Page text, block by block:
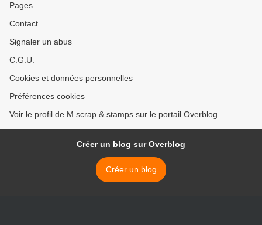
Pages
Contact
Signaler un abus
C.G.U.
Cookies et données personnelles
Préférences cookies
Voir le profil de M scrap & stamps sur le portail Overblog
Créer un blog sur Overblog
Créer un blog